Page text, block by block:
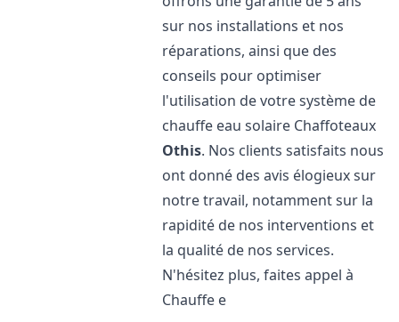
sur nos installations et nos
réparations, ainsi que des
conseils pour optimiser
l'utilisation de votre système de
chauffe eau solaire Chaffoteaux
Othis. Nos clients satisfaits nous
ont donné des avis élogieux sur
notre travail, notamment sur la
rapidité de nos interventions et
la qualité de nos services.
N'hésitez plus, faites appel à
Chauffe e